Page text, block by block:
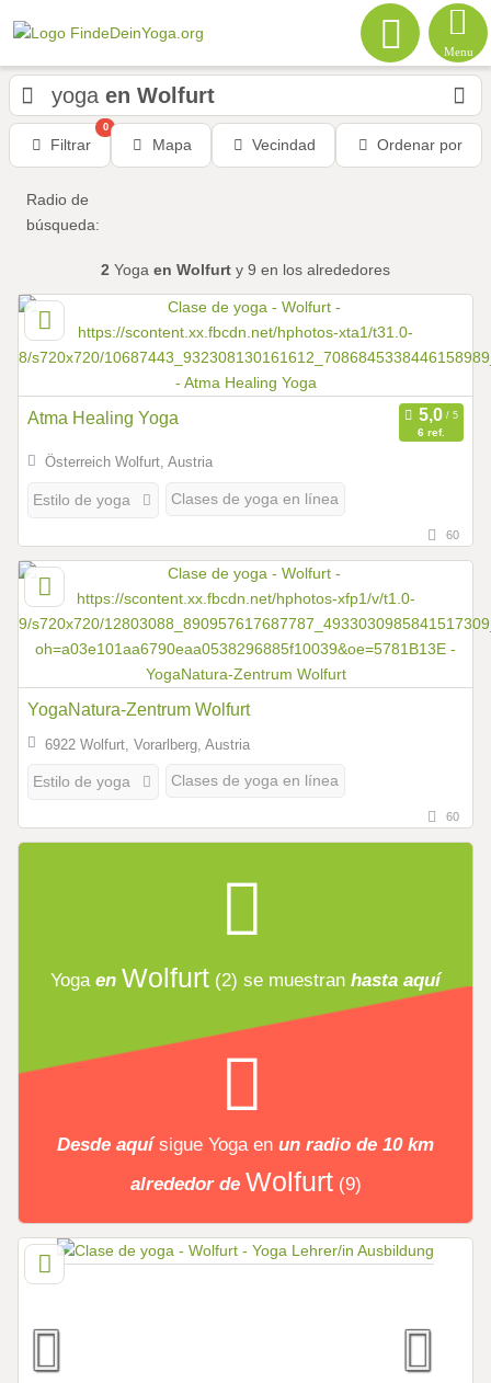
Menu
yoga en Wolfurt
Filtrar
0
Mapa Vecindad Ordenar por
Radio de
búsqueda:
2 Yoga en Wolfurt y 9 en los alrededores
Atma Healing Yoga
6 ref.
Österreich Wolfurt, Austria
Estilo de yoga Clases de yoga en línea
60
YogaNatura-Zentrum Wolfurt
6922 Wolfurt, Vorarlberg, Austria
Estilo de yoga Clases de yoga en línea
60
Yoga en Wolfurt (2) se muestran hasta aquí
Desde aquísigue Yogaen un radio de 10 km
alrededor de Wolfurt (9)